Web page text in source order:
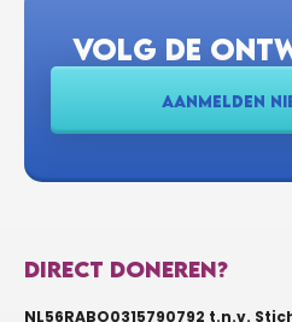
VOLG DE
AANMELDEN
DIRECT DONEREN?
NL56RABO0315790792 t.n.v.